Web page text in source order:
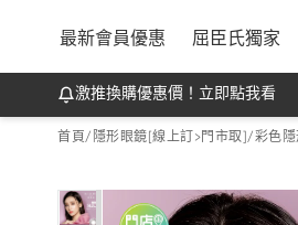
最新會員優惠 屈臣氏獨家
激推換購優惠價！立即點我看
首頁/ 隱形眼鏡[線上訂>門市取]/彩色